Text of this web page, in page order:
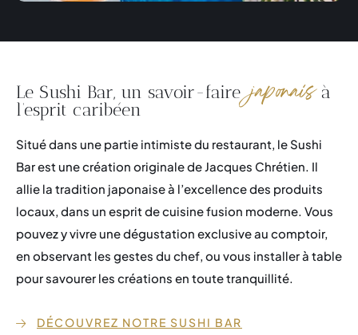
Le Sushi Bar, un savoir-faire japonaisà
l’esprit caribéen
Situé dans une partie intimiste du restaurant, le Sushi
Bar est une création originale de Jacques Chrétien. Il
allie la tradition japonaise à l’excellence des produits
locaux, dans un esprit de cuisine fusion moderne. Vous
pouvez y vivre une dégustation exclusive au comptoir,
en observant les gestes du chef, ou vous installer à table
pour savourer les créations en toute tranquillité.
DÉCOUVREZ NOTRE SUSHI BAR